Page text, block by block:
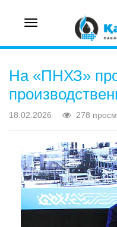
Toggle
На «ПНХЗ»
18.02.2026 278